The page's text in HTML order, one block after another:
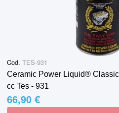
Cod. TES-931
Ceramic Power Liquid®
cc Tes - 931
66,90 €